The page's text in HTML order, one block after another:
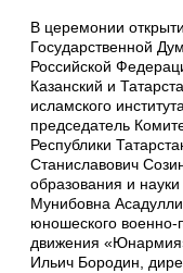
В церемонии
Государственной
Российской
Казанский и
исламского
председатель
Республики
Станиславович
образования и
Мунибовна
юношеского военно-
движения
Ильич Бородин,